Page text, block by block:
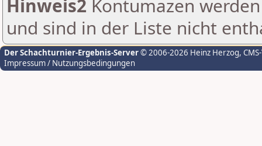
Hinweis2 Kontumazen
und sind in der Liste nicht
Der Schachturnier-Ergebnis-Server© 2006-2026 Heinz Herzog,
Impressum / Nutzungsbedingungen